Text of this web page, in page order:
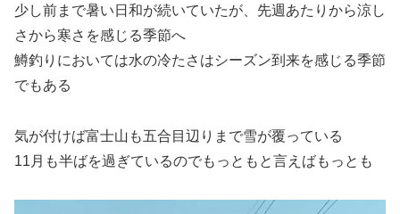
少し前まで暑い日和が続いていたが、先週あたりから涼し
さから寒さを感じる季節へ
鱒釣りにおいては水の冷たさはシーズン到来を感じる季節
でもある
気が付けば富士山も五合目辺りまで雪が覆っている
11月も半ばを過ぎているのでもっともと言えばもっとも